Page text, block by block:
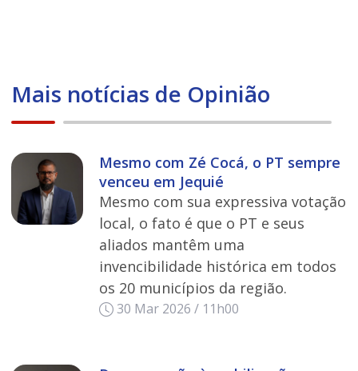
Mais notícias de Opinião
Mesmo com Zé Cocá, o PT sempre
venceu em Jequié
Mesmo com sua expressiva votação
local, o fato é que o PT e seus
aliados mantêm uma
invencibilidade histórica em todos
os 20 municípios da região.
30 Mar 2026 / 11h00